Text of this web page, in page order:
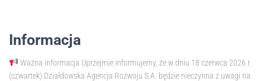
Informacja
Ważna informacja Uprzejmie informujemy, że w dniu 18 czerwca 2026 r.
(czwartek) Działdowska Agencja Rozwoju S.A. będzie nieczynna z uwagi na